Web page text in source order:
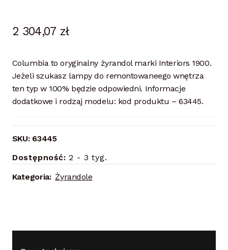
2 304,07 zł
Columbia to oryginalny żyrandol marki Interiors 1900.
Jeżeli szukasz lampy do remontowaneego wnętrza
ten typ w 100% będzie odpowiedni. Informacje
dodatkowe i rodzaj modelu: kod produktu – 63445.
SKU: 63445
Dostępność: 2 - 3 tyg.
Kategoria: Żyrandole